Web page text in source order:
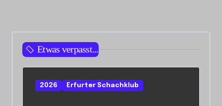
Etwas verpasst...
2026 Erfurter Schachklub